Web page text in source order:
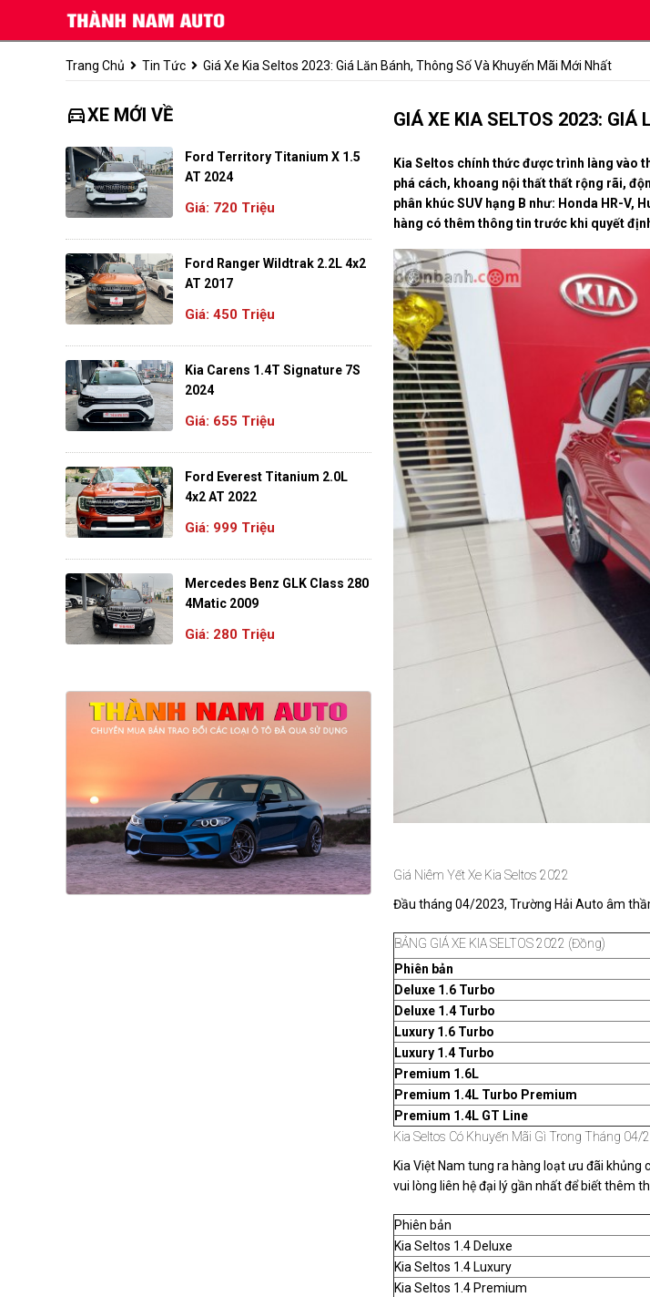
Trang Chủ Tin Tức Giá Xe Kia Seltos 2023: Giá Lăn Bánh, Thông Số Và Khuyến Mãi Mới Nhất
GIÁ XE KIA SELTOS 2023: GIÁ
Kia Seltos chính thức được trình làng vào
phá cách, khoang nội thất thất rộng rãi,
phân khúc SUV hạng B như: Honda HR-V,
hàng có thêm thông tin trước khi quyết
Giá Niêm Yết Xe Kia Seltos 2022
Đầu tháng 04/2023, Trường Hải Auto âm
BẢNG GIÁ XE KIA SELTOS 2022 (đồng)
Phiên bản
Deluxe 1.6 Turbo
Deluxe 1.4 Turbo
Luxury 1.6 Turbo
Luxury 1.4 Turbo
Premium 1.6L
Premium 1.4L Turbo Premium
Premium 1.4L GT Line
Kia Seltos Có Khuyến Mãi Gì Trong Tháng 04/
Kia Việt Nam tung ra hàng loạt ưu đãi
vui lòng liên hệ đại lý gần nhất để biết thêm
Phiên bản
Kia Seltos 1.4 Deluxe
Kia Seltos 1.4 Luxury
Kia Seltos 1.4 Premium
directions_carXE MỚI VỀ
Ford Territory Titanium X 1.5
AT 2024
Giá: 720 Triệu
Ford Ranger Wildtrak 2.2L 4x2
AT 2017
Giá: 450 Triệu
Kia Carens 1.4T Signature 7S
2024
Giá: 655 Triệu
Ford Everest Titanium 2.0L
4x2 AT 2022
Giá: 999 Triệu
Mercedes Benz GLK Class 280
4Matic 2009
Giá: 280 Triệu